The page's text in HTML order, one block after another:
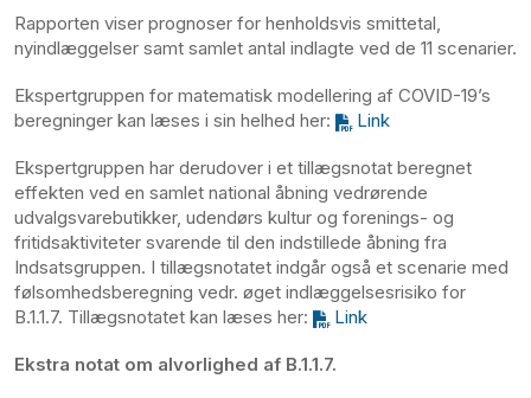
Rapporten viser prognoser for henholdsvis smittetal,
nyindlæggelser samt samlet antal indlagte ved de 11 scenarier.
Ekspertgruppen for matematisk modellering af COVID-19’s
beregninger kan læses i sin helhed her:
Link
Ekspertgruppen har derudover i et tillægsnotat beregnet
effekten ved en samlet national åbning vedrørende
udvalgsvarebutikker, udendørs kultur og forenings- og
fritidsaktiviteter svarende til den indstillede åbning fra
Indsatsgruppen. I tillægsnotatet indgår også et scenarie med
følsomhedsberegning vedr. øget indlæggelsesrisiko for
B.1.1.7. Tillægsnotatet kan læses her:
Link
Ekstra notat om alvorlighed af B.1.1.7.